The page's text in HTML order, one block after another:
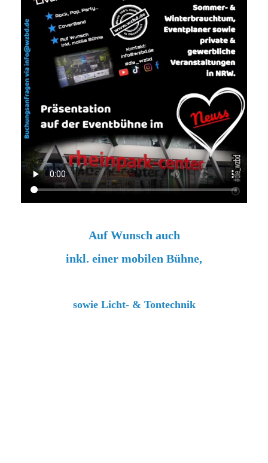
Auf Wunsch auch
inkl. einer mobilen Bühne,
sowie Licht- & Tontechnik